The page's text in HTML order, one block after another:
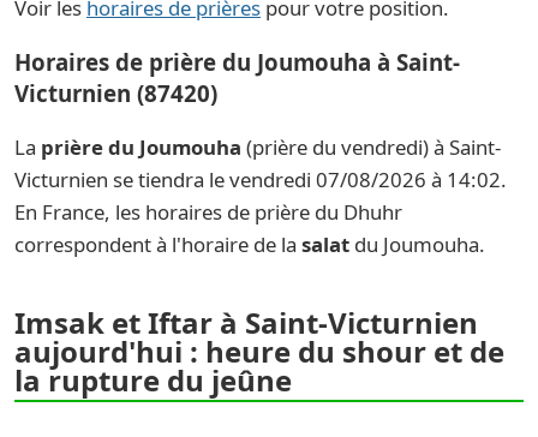
Voir les horaires de prières pour votre position.
Horaires de prière du Joumouha à Saint-
Victurnien (87420)
La prière du Joumouha (prière du vendredi) à Saint-
Victurnien se tiendra le vendredi 07/08/2026 à 14:02.
En France, les horaires de prière du Dhuhr
correspondent à l'horaire de la salat du Joumouha.
Imsak et Iftar à Saint-Victurnien
aujourd'hui : heure du shour et de
la rupture du jeûne